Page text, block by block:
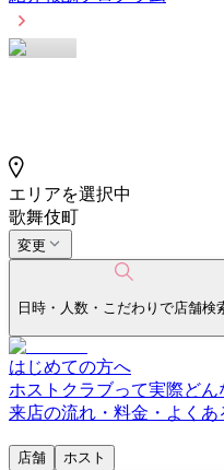
エリアを選択中
歌舞伎町
変更
日時・人数・こだわりで店舗検
はじめての方へ
ホストクラブって実際どん
来店の流れ・料金・よくあ
店舗 ホスト